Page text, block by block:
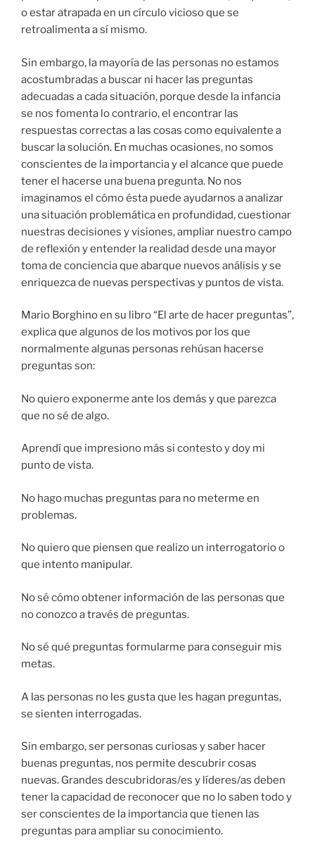
o estar atrapada en un círculo vicioso que se
retroalimenta a sí mismo.
Sin embargo, la mayoría de las personas no estamos
acostumbradas a buscar ni hacer las preguntas
adecuadas a cada situación, porque desde la infancia
se nos fomenta lo contrario, el encontrar las
respuestas correctas a las cosas como equivalente a
buscar la solución. En muchas ocasiones, no somos
conscientes de la importancia y el alcance que puede
tener el hacerse una buena pregunta. No nos
imaginamos el cómo ésta puede ayudarnos a analizar
una situación problemática en profundidad, cuestionar
nuestras decisiones y visiones, ampliar nuestro campo
de reflexión y entender la realidad desde una mayor
toma de conciencia que abarque nuevos análisis y se
enriquezca de nuevas perspectivas y puntos de vista.
Mario Borghino en su libro “El arte de hacer preguntas”,
explica que algunos de los motivos por los que
normalmente algunas personas rehúsan hacerse
preguntas son:
No quiero exponerme ante los demás y que parezca
que no sé de algo.
Aprendí que impresiono más si contesto y doy mi
punto de vista.
No hago muchas preguntas para no meterme en
problemas.
No quiero que piensen que realizo un interrogatorio o
que intento manipular.
No sé cómo obtener información de las personas que
no conozco a través de preguntas.
No sé qué preguntas formularme para conseguir mis
metas.
A las personas no les gusta que les hagan preguntas,
se sienten interrogadas.
Sin embargo, ser personas curiosas y saber hacer
buenas preguntas, nos permite descubrir cosas
nuevas. Grandes descubridoras/es y líderes/as deben
tener la capacidad de reconocer que no lo saben todo y
ser conscientes de la importancia que tienen las
preguntas para ampliar su conocimiento.